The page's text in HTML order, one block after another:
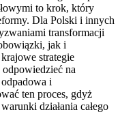
to krok, który
Dla Polski i innych
transformacji
jak i
strategie
odpowiedzieć na
i
ten proces, gdyż
działania całego